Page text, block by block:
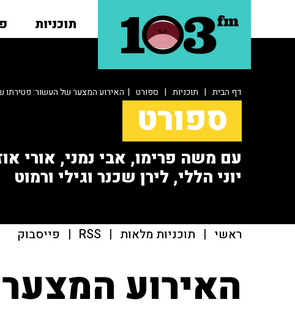
תוכניות
דף הבית | תוכניות | ספורט | האירוע המצער של העשור: פטירתו
ספורט
עם משה פרימו, אבי נמני, אורי
יוני הללי, לירן שכנר וגילי ורמוט
ראשי | תוכניות מלאות |
RSS
| פייסבוק
האירוע